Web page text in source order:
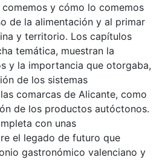
y cómo lo comemos
de la alimentación y al primar
y territorio. Los capítulos
temática, muestran la
y la importancia que otorgaba,
de los sistemas
comarcas de Alicante, como
de los productos autóctonos.
con unas
el legado de futuro que
gastronómico valenciano y